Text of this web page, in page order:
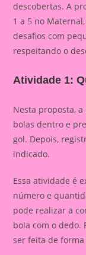
descobertas. A
1 a 5 no
desafios com
respeitando o
Atividade 1:
Nesta proposta,
bolas dentro e
gol. Depois,
indicado.
Essa atividade é
número e
pode realizar a
bola com o dedo.
ser feita de